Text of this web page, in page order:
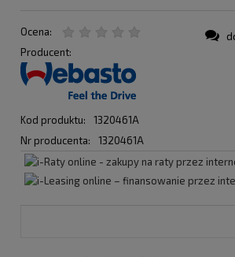
Ocena:
Producent:
Kod produktu:
1320461A
Nr producenta:
1320461A